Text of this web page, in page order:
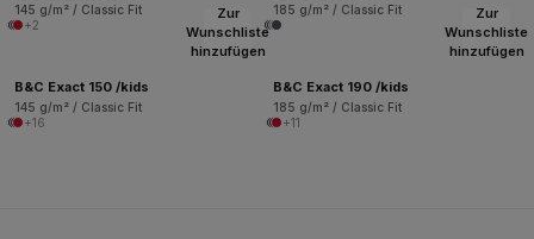
145 g/m² / Classic Fit
+2
185 g/m² / Classic Fit
Zur
Wunschliste
hinzufügen
B&C Exact 150 /kids
145 g/m² / Classic Fit
+16
Zur
Wunschliste
hinzufügen
B&C Exact 190 /kids
185 g/m² / Classic Fit
+11